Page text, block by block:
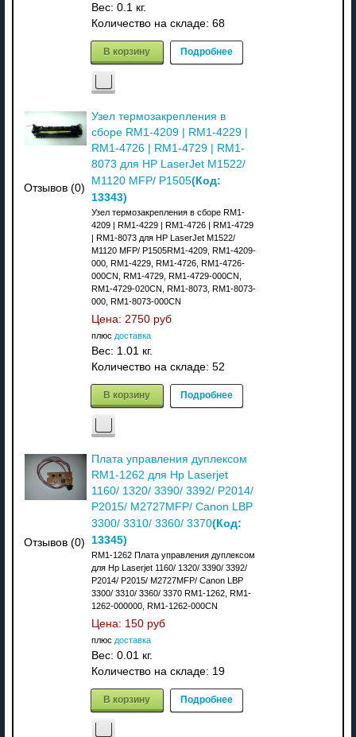
Вес: 0.1 кг.
Количество на складе: 68
В корзину Подробнее
Отзывов (0)
Узел термозакрепления в
сборе RM1-4209 | RM1-4229 |
RM1-4726 | RM1-4729 | RM1-
8073 для HP LaserJet M1522/
M1120 MFP/ P1505(Код:
13343)
Узел термозакрепления в сборе RM1-
4209 | RM1-4229 | RM1-4726 | RM1-4729
| RM1-8073 для HP LaserJet M1522/
M1120 MFP/ P1505RM1-4209, RM1-4209-
000, RM1-4229, RM1-4726, RM1-4726-
000CN, RM1-4729, RM1-4729-000CN,
RM1-4729-020CN, RM1-8073, RM1-8073-
000, RM1-8073-000CN
Цена: 2750 руб
плюс доставка
Вес: 1.01 кг.
Количество на складе: 52
В корзину Подробнее
Отзывов (0)
Плата управления дуплексом
RM1-1262 для Hp Laserjet
1160/ 1320/ 3390/ 3392/ P2014/
P2015/ M2727MFP/ Canon LBP
3300/ 3310/ 3360/ 3370(Код:
13345)
RM1-1262 Плата управления дуплексом
для Hp Laserjet 1160/ 1320/ 3390/ 3392/
P2014/ P2015/ M2727MFP/ Canon LBP
3300/ 3310/ 3360/ 3370 RM1-1262, RM1-
1262-000000, RM1-1262-000CN
Цена: 150 руб
плюс доставка
Вес: 0.01 кг.
Количество на складе: 19
В корзину Подробнее